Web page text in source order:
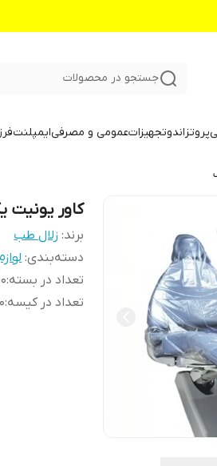
جستجو در محصولات
پروتزاندوتجهیزاتعمومی و مصرفیایمپلنتفرز
کاور یونیت
برند: زلال طب
دسته‌بندی:
تعداد در بسته:۱۰
تعداد در کیسه: